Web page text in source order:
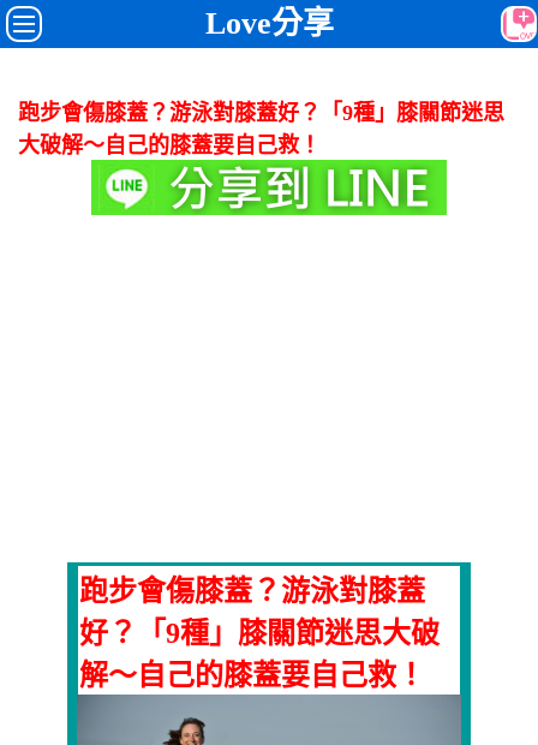
Love分享
跑步會傷膝蓋？游泳對膝蓋好？「9種」膝關節迷思
大破解～自己的膝蓋要自己救！
跑步會傷膝蓋？游泳對膝蓋
好？「9種」膝關節迷思大破
解～自己的膝蓋要自己救！